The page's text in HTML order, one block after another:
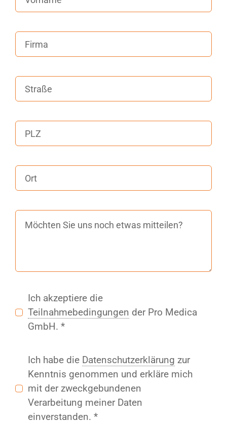
Ich akzeptiere die
Teilnahmebedingungen der Pro Medica
GmbH. *
Ich habe die Datenschutzerklärung zur
Kenntnis genommen und erkläre mich
mit der zweckgebundenen
Verarbeitung meiner Daten
einverstanden. *